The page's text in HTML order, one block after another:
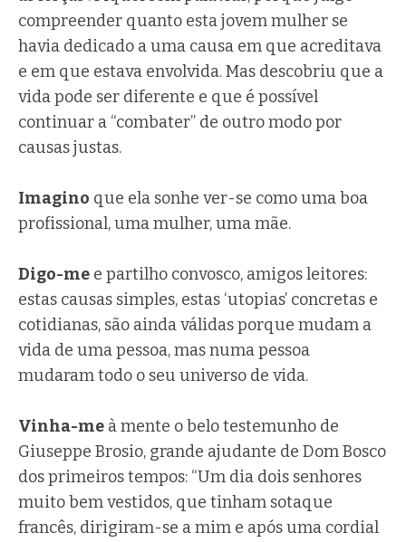
compreender quanto esta jovem mulher se
havia dedicado a uma causa em que acreditava
e em que estava envolvida. Mas descobriu que a
vida pode ser diferente e que é possível
continuar a “combater” de outro modo por
causas justas.
Imagino que ela sonhe ver-se como uma boa
profissional, uma mulher, uma mãe.
Digo-me e partilho convosco, amigos leitores:
estas causas simples, estas ‘utopias’ concretas e
cotidianas, são ainda válidas porque mudam a
vida de uma pessoa, mas numa pessoa
mudaram todo o seu universo de vida.
Vinha-me à mente o belo testemunho de
Giuseppe Brosio, grande ajudante de Dom Bosco
dos primeiros tempos: “Um dia dois senhores
muito bem vestidos, que tinham sotaque
francês, dirigiram-se a mim e após uma cordial